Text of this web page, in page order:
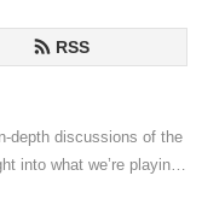
RSS
depth discussions of the
into what we’re playing.